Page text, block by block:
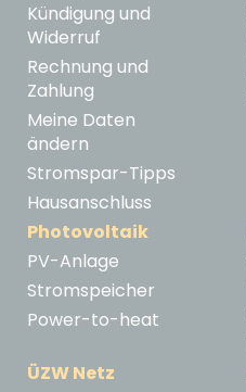
Kündigung und
Widerruf
Rechnung und
Zahlung
Meine Daten
ändern
Stromspar-Tipps
Hausanschluss
Photovoltaik
PV-Anlage
Stromspeicher
Power-to-heat
ÜZW Netz